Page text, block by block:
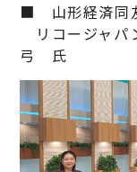
■ 山形経済同
リコージャ
弓 氏